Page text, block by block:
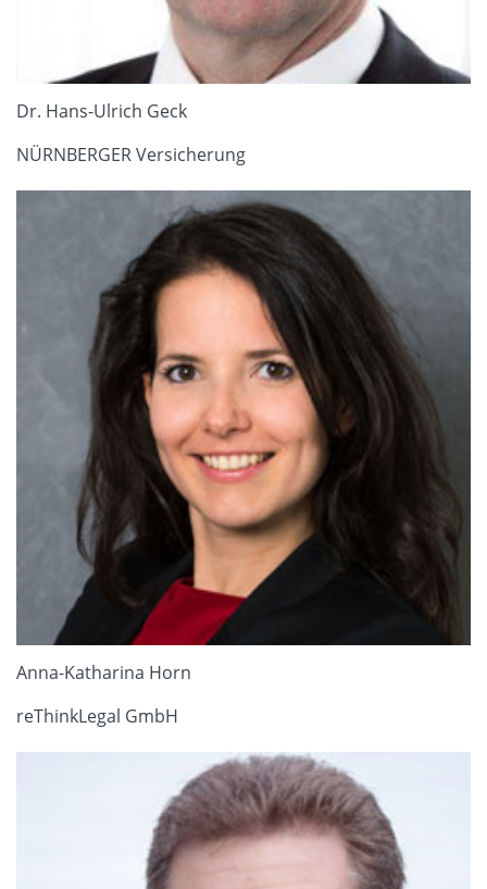
Dr. Hans-Ulrich Geck
NÜRNBERGER Versicherung
Anna-Katharina Horn
reThinkLegal GmbH